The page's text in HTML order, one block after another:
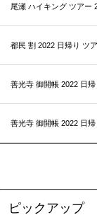
尾瀬 ハイキング ツアー
都民 割 2022 日帰り ツ
善光寺 御開帳 2022 日帰
善光寺 御開帳 2022 日帰
ピックアップ